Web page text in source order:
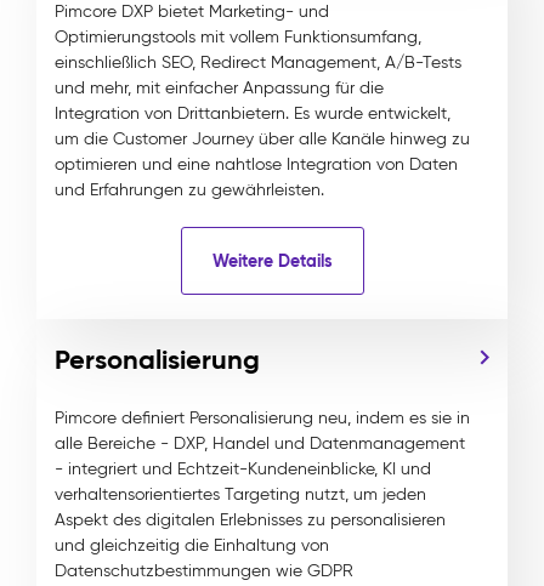
Pimcore DXP bietet Marketing- und
Optimierungstools mit vollem Funktionsumfang,
einschließlich SEO, Redirect Management, A/B-Tests
und mehr, mit einfacher Anpassung für die
Integration von Drittanbietern. Es wurde entwickelt,
um die Customer Journey über alle Kanäle hinweg zu
optimieren und eine nahtlose Integration von Daten
und Erfahrungen zu gewährleisten.
Weitere Details
Personalisierung
Pimcore definiert Personalisierung neu, indem es sie in
alle Bereiche - DXP, Handel und Datenmanagement
- integriert und Echtzeit-Kundeneinblicke, KI und
verhaltensorientiertes Targeting nutzt, um jeden
Aspekt des digitalen Erlebnisses zu personalisieren
und gleichzeitig die Einhaltung von
Datenschutzbestimmungen wie GDPR